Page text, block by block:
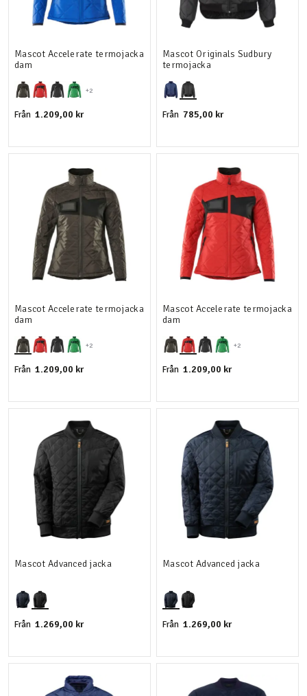
+2
Mascot Accelerate termojacka
dam
Från 1.209,00 kr
Mascot Originals Sudbury
termojacka
Från 785,00 kr
+2
Mascot Accelerate termojacka
dam
Från 1.209,00 kr
+2
Mascot Accelerate termojacka
dam
Från 1.209,00 kr
Mascot Advanced jacka
Från 1.269,00 kr
Mascot Advanced jacka
Från 1.269,00 kr